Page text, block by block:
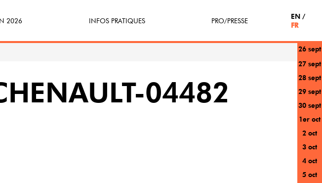
2026 INFOS PRATIQUES
Participe(z)
PRO/PRESSE
EN
FR
26 sept
27 sept
28 sept
29 sept
30 sept
1er oct
2 oct
3 oct
4 oct
5 oct
04482